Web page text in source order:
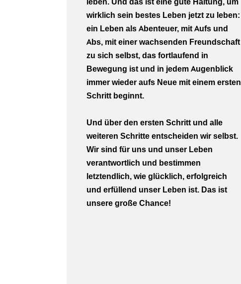
wirklich sein bestes Leben jetzt zu leben:
ein Leben als Abenteuer, mit Aufs und
Abs, mit einer wachsenden Freundschaft
zu sich selbst, das fortlaufend in
Bewegung ist und in jedem Augenblick
immer wieder aufs Neue mit einem ersten
Schritt beginnt.
Und über den ersten Schritt und alle
weiteren Schritte entscheiden wir selbst.
Wir sind für uns und unser Leben
verantwortlich und bestimmen
letztendlich, wie glücklich, erfolgreich
und erfüllend unser Leben ist. Das ist
unsere große Chance!